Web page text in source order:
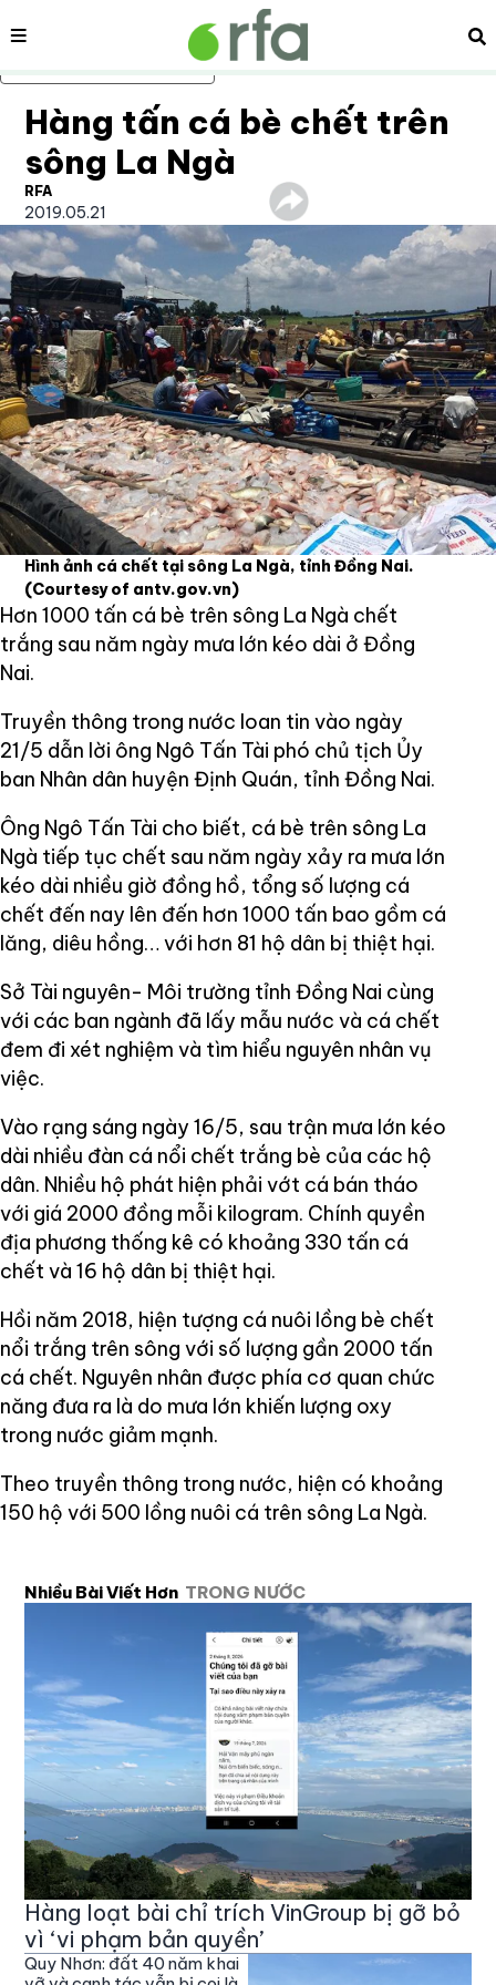
Bỏ qua nội dung chính
Nội dung
Hàng tấn cá bè chết trên
sông La Ngà
RFA
2019.05.21
Hình ảnh cá chết tại sông La Ngà, tỉnh Đồng Nai.
(Courtesy of antv.gov.vn)
Hơn 1000 tấn cá bè trên sông La Ngà chết
trắng sau năm ngày mưa lớn kéo dài ở Đồng
Nai.
Truyền thông trong nước loan tin vào ngày
21/5 dẫn lời ông Ngô Tấn Tài phó chủ tịch Ủy
ban Nhân dân huyện Định Quán, tỉnh Đồng Nai.
Ông Ngô Tấn Tài cho biết, cá bè trên sông La
Ngà tiếp tục chết sau năm ngày xảy ra mưa lớn
kéo dài nhiều giờ đồng hồ, tổng số lượng cá
chết đến nay lên đến hơn 1000 tấn bao gồm cá
lăng, diêu hồng… với hơn 81 hộ dân bị thiệt hại.
Sở Tài nguyên- Môi trường tỉnh Đồng Nai cùng
với các ban ngành đã lấy mẫu nước và cá chết
đem đi xét nghiệm và tìm hiểu nguyên nhân vụ
việc.
Vào rạng sáng ngày 16/5, sau trận mưa lớn kéo
dài nhiều đàn cá nổi chết trắng bè của các hộ
dân. Nhiều hộ phát hiện phải vớt cá bán tháo
với giá 2000 đồng mỗi kilogram. Chính quyền
địa phương thống kê có khoảng 330 tấn cá
chết và 16 hộ dân bị thiệt hại.
Hồi năm 2018, hiện tượng cá nuôi lồng bè chết
nổi trắng trên sông với số lượng gần 2000 tấn
cá chết. Nguyên nhân được phía cơ quan chức
năng đưa ra là do mưa lớn khiến lượng oxy
trong nước giảm mạnh.
Theo truyền thông trong nước, hiện có khoảng
150 hộ với 500 lồng nuôi cá trên sông La Ngà.
Nhiều Bài Viết Hơn TRONG NƯỚC
Hàng loạt bài chỉ trích VinGroup bị gỡ bỏ
vì ‘vi phạm bản quyền’
Quy Nhơn: đất 40 năm khai